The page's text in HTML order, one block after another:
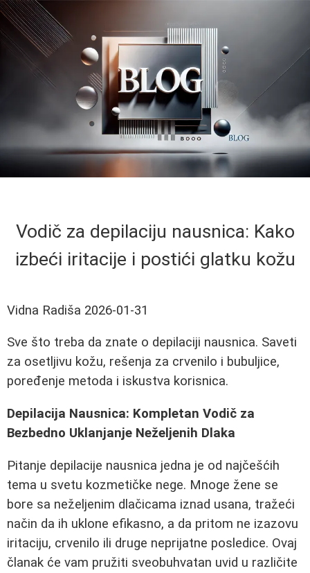
Vodič za depilaciju nausnica: Kako
izbeći iritacije i postići glatku kožu
Vidna Radiša 2026-01-31
Sve što treba da znate o depilaciji nausnica. Saveti
za osetljivu kožu, rešenja za crvenilo i bubuljice,
poređenje metoda i iskustva korisnica.
Depilacija Nausnica: Kompletan Vodič za
Bezbedno Uklanjanje Neželjenih Dlaka
Pitanje depilacije nausnica jedna je od najčešćih
tema u svetu kozmetičke nege. Mnoge žene se
bore sa neželjenim dlačicama iznad usana, tražeći
način da ih uklone efikasno, a da pritom ne izazovu
iritaciju, crvenilo ili druge neprijatne posledice. Ovaj
članak će vam pružiti sveobuhvatan uvid u različite